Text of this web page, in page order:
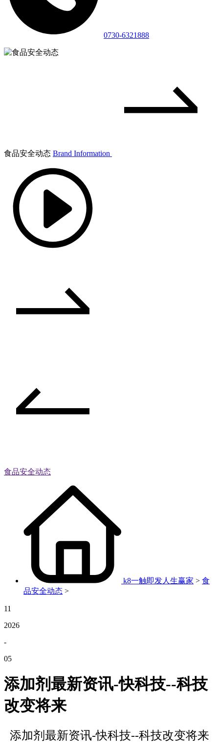
0730-6321888
食品安全动态 Brand Information
食品安全动态
k8一触即发人生赢家 > 食
品安全动态 >
11
2026
-
05
添加剂最新资讯-快科技--科技
改变将来
添加剂最新资讯-快科技--科技改变将来